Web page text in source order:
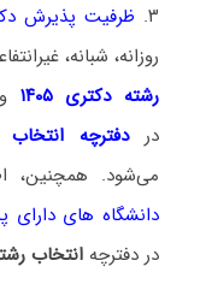
۳. ظرفیت پذیرش
روزانه، شبانه،
رشته دکتری ۱۴۰۵
دردفترچه انتخاب
می‌شود. همچنین،
دانشگاه‌ های
در دفترچه انتخاب